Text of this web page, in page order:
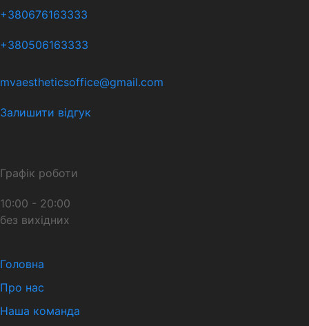
+380676163333
+380506163333
mvaestheticsoffice@gmail.com
Залишити відгук
Графік роботи
10:00 - 20:00
без вихідних
Головна
Про нас
Наша команда